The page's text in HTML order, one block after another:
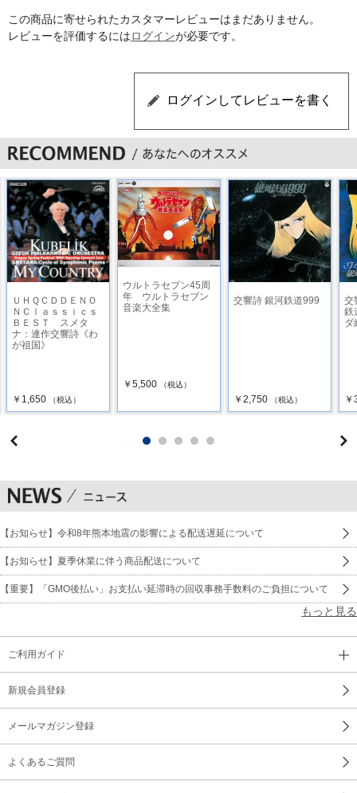
この商品に寄せられたカスタマーレビューはまだありません。
レビューを評価するにはログインが必要です。
ＵＨＱＣＤＤＥＮＯ
ＮＣｌａｓｓｉｃｓ
ＢＥＳＴ スメタ
ナ：連作交響詩《わ
が祖国》
￥1,650 （税込）
ウルトラセブン45周
年 ウルトラセブン
音楽大全集
￥5,500 （税込）
交響詩 銀河鉄道999
￥2,750 （税込）
交
鉄
ダ
【お知らせ】令和8年熊本地震の影響による配送遅延について
【お知らせ】夏季休業に伴う商品配送について
【重要】「GMO後払い」お支払い延滞時の回収事務手数料のご負担について
もっと見る
ご利用ガイド
新規会員登録
メールマガジン登録
よくあるご質問